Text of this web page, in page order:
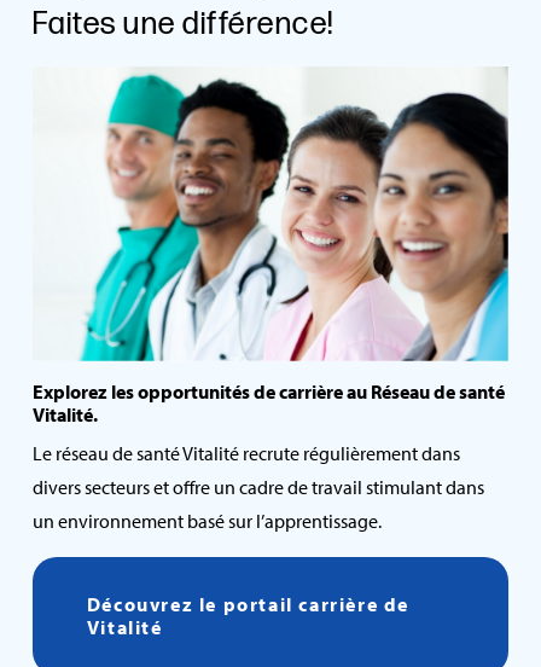
Faites une différence!
Explorez les opportunités de carrière au Réseau de santé
Vitalité.
Le réseau de santé Vitalité recrute régulièrement dans
divers secteurs et offre un cadre de travail stimulant dans
un environnement basé sur l’apprentissage.
Découvrez le portail carrière de
Vitalité